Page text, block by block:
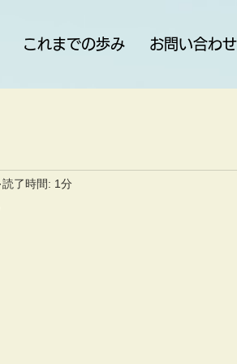
これまでの歩み お問い合わせ
読了時間: 1分